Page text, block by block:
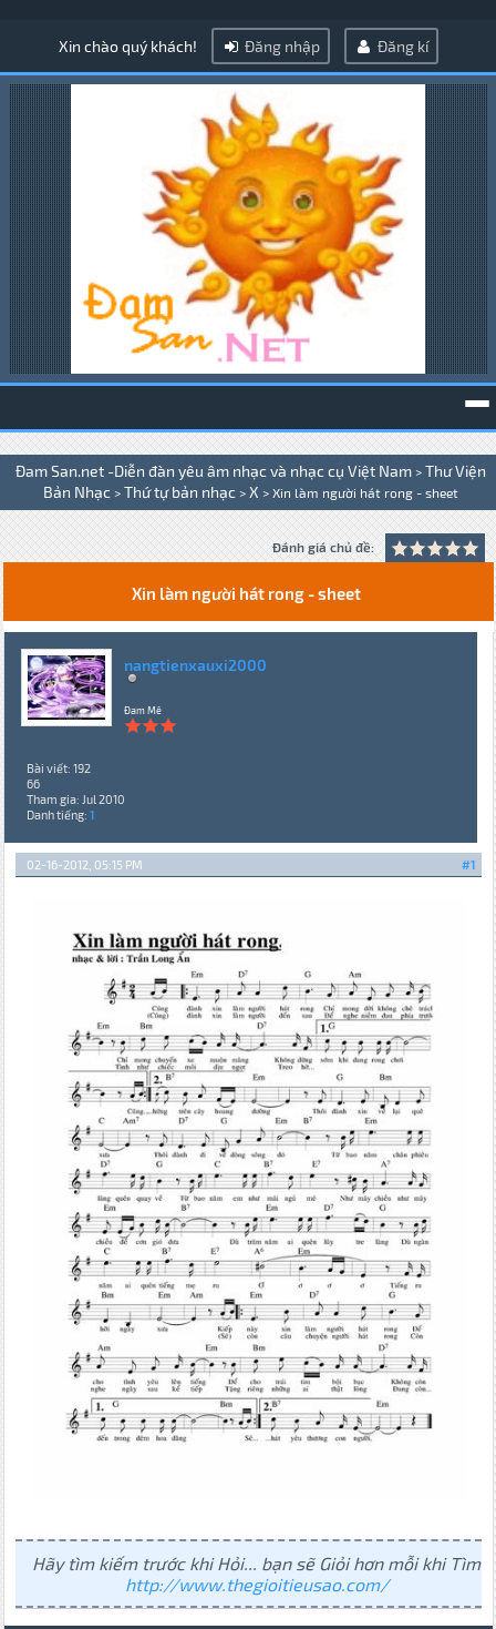
Xin chào quý khách! Đăng nhập Đăng kí
Đam San.net -Diễn đàn yêu âm nhạc và nhạc cụ Việt Nam > Thư Viện
Bản Nhạc > Thứ tự bản nhạc > X > Xin làm người hát rong - sheet
Đánh giá chủ đề:
Xin làm người hát rong - sheet
nangtienxauxi2000
Đam Mê
Bài viết: 192
66
Tham gia: Jul 2010
Danh tiếng: 1
#1
02-16-2012, 05:15 PM
Hãy tìm kiếm trước khi Hỏi... bạn sẽ Giỏi hơn mỗi khi Tìm
http://www.thegioitieusao.com/